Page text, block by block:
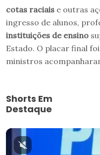
cotas raciais e outras
ingresso de alunos,
instituições de ensino
Estado. O placar final
ministros
Shorts Em
Destaque